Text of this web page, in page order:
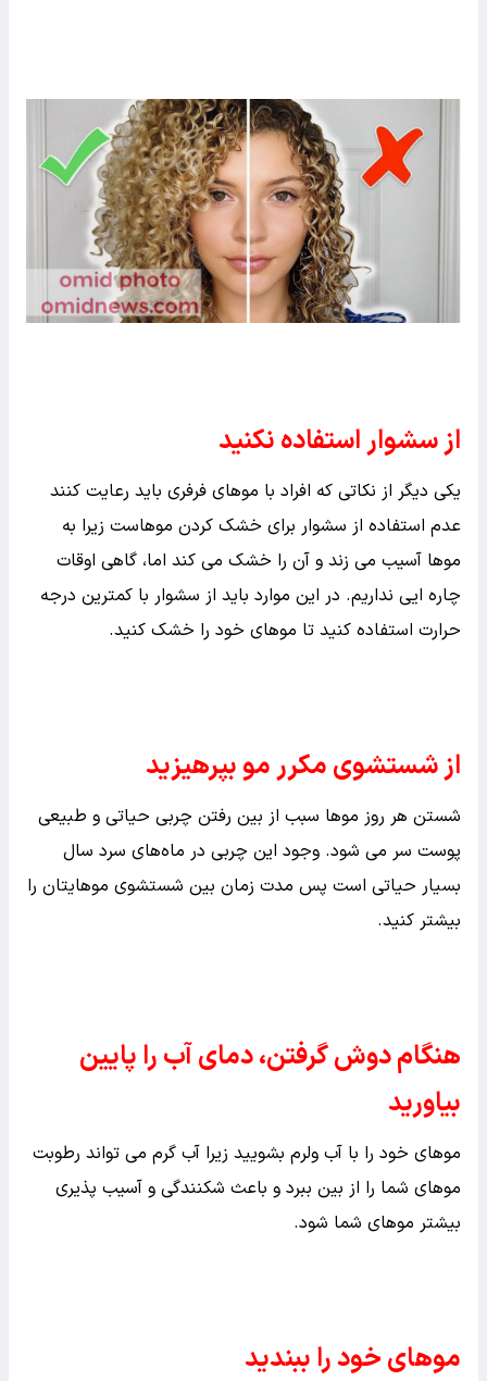
از سشوار استفاده نکنید
یکی دیگر از نکاتی که افراد با موهای فرفری باید رعایت کنند
عدم استفاده از سشوار برای خشک کردن موهاست زیرا به
موها آسیب می زند و آن را خشک می کند اما، گاهی اوقات
چاره ایی نداریم. در این موارد باید از سشوار با کمترین درجه
حرارت استفاده کنید تا موهای خود را خشک کنید.
از شستشوی مکرر مو بپرهیزید
شستن هر روز موها سبب از بین رفتن چربی حیاتی و طبیعی
پوست سر می شود. وجود این چربی در ماه‌های سرد سال
بسیار حیاتی است پس مدت زمان بین شستشوی موهایتان را
بیشتر کنید.
هنگام دوش گرفتن، دمای آب را پایین
بیاورید
موهای خود را با آب ولرم بشویید زیرا آب گرم می تواند رطوبت
موهای شما را از بین ببرد و باعث شکنندگی و آسیب پذیری
بیشتر موهای شما شود.
موهای خود را ببندید